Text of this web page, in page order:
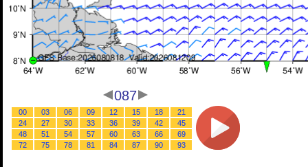
087
00 03 06 09 12 15 18
21
24
27 30 33 36 39 42
45
48
51 54 57 60 63 66
69
72
75 78 81 84 87 90 93